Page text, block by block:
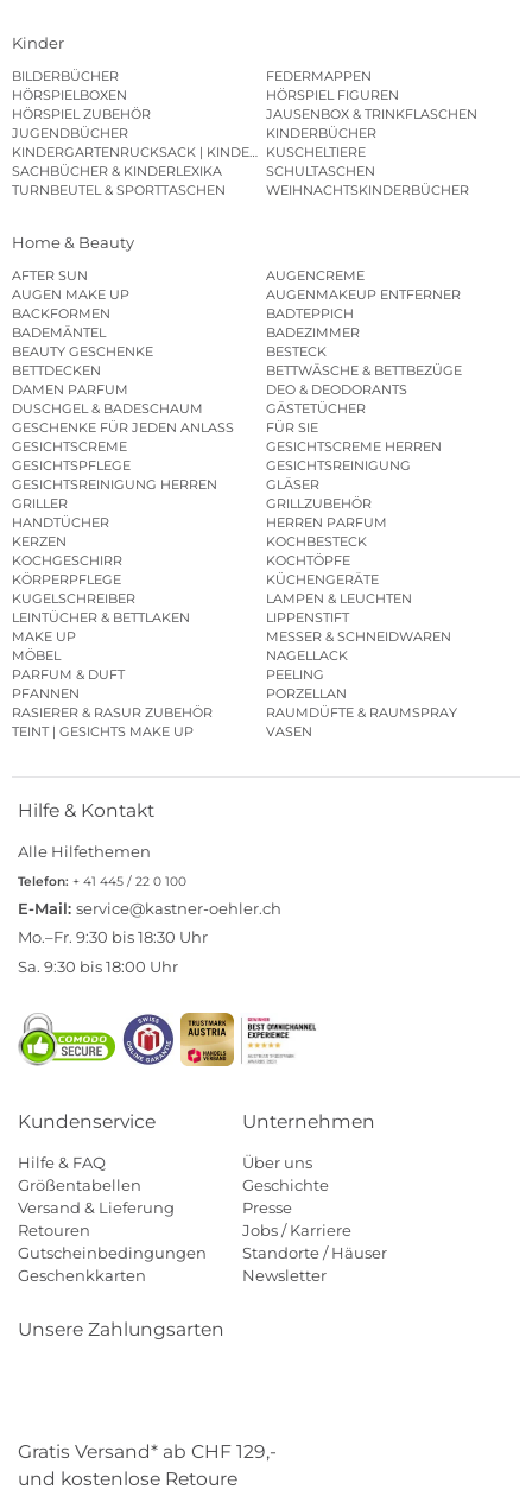
Kinder
BILDERBÜCHER
FEDERMAPPEN
HÖRSPIELBOXEN
HÖRSPIEL FIGUREN
HÖRSPIEL ZUBEHÖR
JAUSENBOX & TRINKFLASCHEN
JUGENDBÜCHER
KINDERBÜCHER
KINDERGARTENRUCKSACK | KINDERGARTENBEUTEL
KUSCHELTIERE
SACHBÜCHER & KINDERLEXIKA
SCHULTASCHEN
TURNBEUTEL & SPORTTASCHEN
WEIHNACHTSKINDERBÜCHER
Home & Beauty
AFTER SUN
AUGENCREME
AUGEN MAKE UP
AUGENMAKEUP ENTFERNER
BACKFORMEN
BADTEPPICH
BADEMÄNTEL
BADEZIMMER
BEAUTY GESCHENKE
BESTECK
BETTDECKEN
BETTWÄSCHE & BETTBEZÜGE
DAMEN PARFUM
DEO & DEODORANTS
DUSCHGEL & BADESCHAUM
GÄSTETÜCHER
GESCHENKE FÜR JEDEN ANLASS
FÜR SIE
GESICHTSCREME
GESICHTSCREME HERREN
GESICHTSPFLEGE
GESICHTSREINIGUNG
GESICHTSREINIGUNG HERREN
GLÄSER
GRILLER
GRILLZUBEHÖR
HANDTÜCHER
HERREN PARFUM
KERZEN
KOCHBESTECK
KOCHGESCHIRR
KOCHTÖPFE
KÖRPERPFLEGE
KÜCHENGERÄTE
KUGELSCHREIBER
LAMPEN & LEUCHTEN
LEINTÜCHER & BETTLAKEN
LIPPENSTIFT
MAKE UP
MESSER & SCHNEIDWAREN
MÖBEL
NAGELLACK
PARFUM & DUFT
PEELING
PFANNEN
PORZELLAN
RASIERER & RASUR ZUBEHÖR
RAUMDÜFTE & RAUMSPRAY
TEINT | GESICHTS MAKE UP
VASEN
Hilfe & Kontakt
Alle Hilfethemen
Telefon: + 41 445 / 22 0 100
E-Mail: service@kastner-oehler.ch
Mo.–Fr. 9:30 bis 18:30 Uhr
Sa. 9:30 bis 18:00 Uhr
Kundenservice
Hilfe & FAQ
Größentabellen
Versand & Lieferung
Retouren
Gutscheinbedingungen
Geschenkkarten
Unternehmen
Über uns
Geschichte
Presse
Jobs / Karriere
Standorte / Häuser
Newsletter
Unsere Zahlungsarten
Gratis Versand* ab CHF 129,-
und kostenlose Retoure